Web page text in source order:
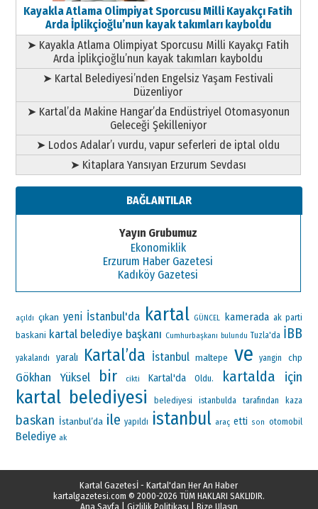
Kayakla Atlama Olimpiyat Sporcusu Milli Kayakçı Fatih
Arda İplikçioğlu’nun kayak takımları kayboldu
➤ Kayakla Atlama Olimpiyat Sporcusu Milli Kayakçı Fatih
Arda İplikçioğlu’nun kayak takımları kayboldu
➤ Kartal Belediyesi’nden Engelsiz Yaşam Festivali
Düzenliyor
➤ Kartal’da Makine Hangar’da Endüstriyel Otomasyonun
Geleceği Şekilleniyor
➤ Lodos Adalar’ı vurdu, vapur seferleri de iptal oldu
➤ Kitaplara Yansıyan Erzurum Sevdası
BAĞLANTILAR
Yayın Grubumuz
Ekonomiklik
Erzurum Haber Gazetesi
Kadıköy Gazetesi
açıldı çıkan yeni İstanbul'da kartal GÜNCEL kamerada ak parti
baskani kartal belediye başkanı Cumhurbaşkanı bulundu Tuzla'da İBB
yakalandı yaralı Kartal’da İstanbul maltepe ve yangin chp
Gökhan Yüksel bir cikti Kartal'da Oldu. kartalda için
kartal belediyesi belediyesi istanbulda tarafından kaza
baskan İstanbul’da ile yapıldı istanbul araç etti son otomobil
Belediye ak
Kartal Gazetesİ - Kartal'dan Her An Haber
kartalgazetesi.com © 2000-2026 TÜM HAKLARI SAKLIDIR.
Ana Sayfa
Gizlilik Politikası Bize Ulaşın